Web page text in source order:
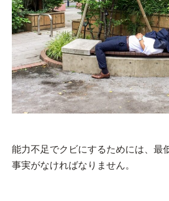
能力不足でクビにするためには、最
事実がなければなりません。